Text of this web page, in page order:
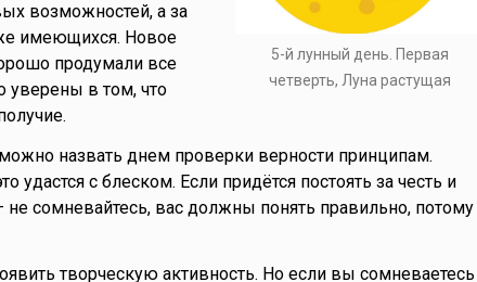
5-й лунный день. Первая
четверть, Луна растущая
возможностей, а за
имеющихся. Новое
продумали все
уверены в том, что
назвать днем проверки верности принципам.
удастся с блеском. Если придётся постоять за честь и
не сомневайтесь, вас должны понять правильно, потому
творческую активность. Но если вы сомневаетесь